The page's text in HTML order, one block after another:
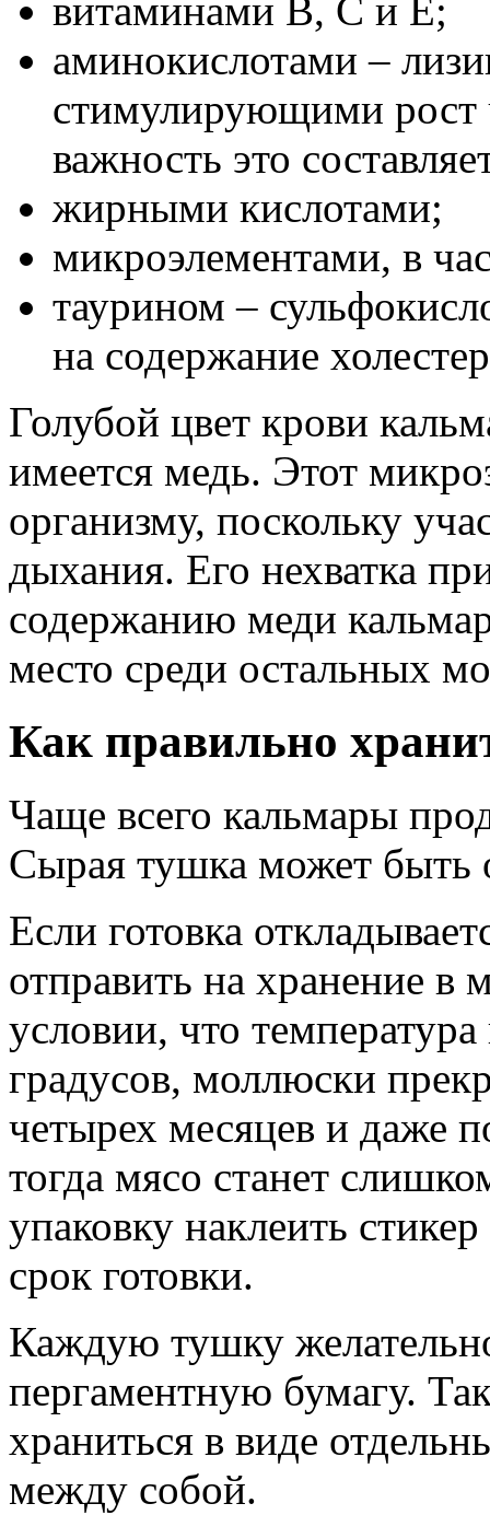
витаминами В, С и Е;
аминокислотами –
стимулирующими рост
важность это
жирными кислотами;
микроэлементами, в
таурином –
на содержание
Голубой цвет крови
имеется медь. Этот
организму, поскольку
дыхания. Его нехватка
содержанию меди
место среди остальных
Как правильно
Чаще всего кальмары
Сырая тушка может быть
Если готовка
отправить на хранение
условии, что
градусов, моллюски
четырех месяцев и даже
тогда мясо станет
упаковку наклеить
срок готовки.
Каждую тушку
пергаментную бумагу.
храниться в виде
между собой.